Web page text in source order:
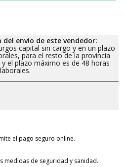
envío de este vendedor:
capital sin cargo y en un plazo
para el resto de la provincia
el plazo máximo es de 48 horas
laborales.
el pago seguro online.
medidas de seguridad y sanidad.